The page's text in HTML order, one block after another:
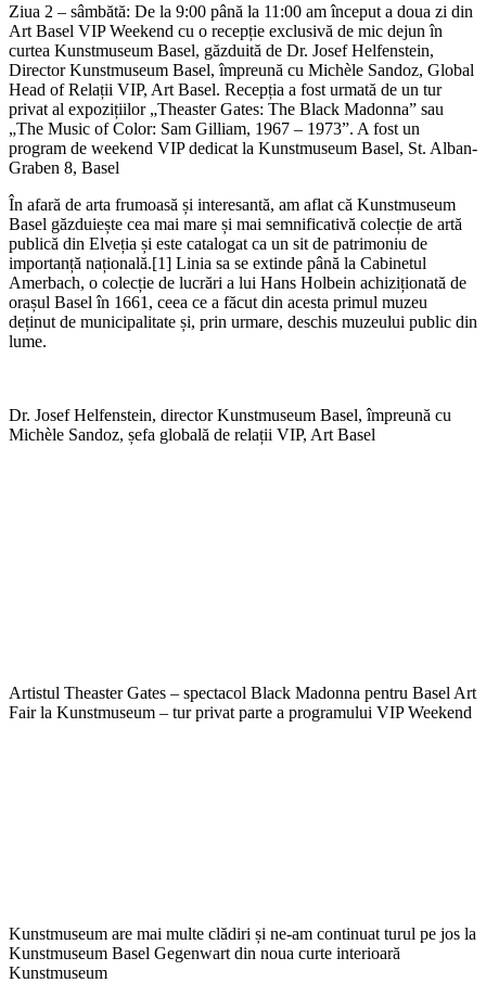
Ziua 2 – sâmbătă: De la 9:00 până la 11:00 am început a doua zi din
Art Basel VIP Weekend cu o recepție exclusivă de mic dejun în
curtea Kunstmuseum Basel, găzduită de Dr. Josef Helfenstein,
Director Kunstmuseum Basel, împreună cu Michèle Sandoz, Global
Head of Relații VIP, Art Basel. Recepția a fost urmată de un tur
privat al expozițiilor „Theaster Gates: The Black Madonna” sau
„The Music of Color: Sam Gilliam, 1967 – 1973”. A fost un
program de weekend VIP dedicat la Kunstmuseum Basel, St. Alban-
Graben 8, Basel
În afară de arta frumoasă și interesantă, am aflat că Kunstmuseum
Basel găzduiește cea mai mare și mai semnificativă colecție de artă
publică din Elveția și este catalogat ca un sit de patrimoniu de
importanță națională.[1] Linia sa se extinde până la Cabinetul
Amerbach, o colecție de lucrări a lui Hans Holbein achiziționată de
orașul Basel în 1661, ceea ce a făcut din acesta primul muzeu
deținut de municipalitate și, prin urmare, deschis muzeului public din
lume.
Dr. Josef Helfenstein, director Kunstmuseum Basel, împreună cu
Michèle Sandoz, șefa globală de relații VIP, Art Basel
Artistul Theaster Gates – spectacol Black Madonna pentru Basel Art
Fair la Kunstmuseum – tur privat parte a programului VIP Weekend
Kunstmuseum are mai multe clădiri și ne-am continuat turul pe jos la
Kunstmuseum Basel Gegenwart din noua curte interioară
Kunstmuseum